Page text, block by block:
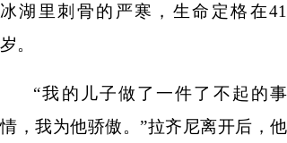
冰湖里刺骨的严寒，生命定格在41
岁。
“我的儿子做了一件了不起的事
情，我为他骄傲。”拉齐尼离开后，他